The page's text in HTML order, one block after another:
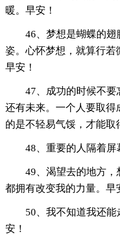
暖。早安！
46、梦想是蝴蝶的
姿。心怀梦想，就算行若
早安！
47、成功的时候不
还有未来。一个人要取
的是不轻易气馁，才能取
48、重要的人隔着屏
49、渴望去的地方，
都拥有改变我的力量。早
50、我不知道我还
安！